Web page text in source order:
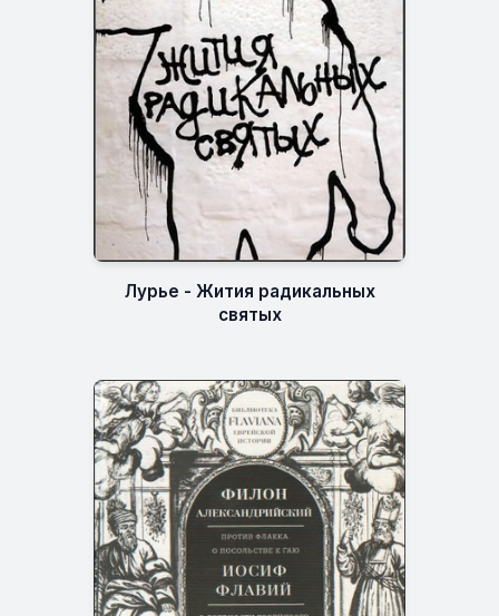
Лурье - Жития радикальных
святых